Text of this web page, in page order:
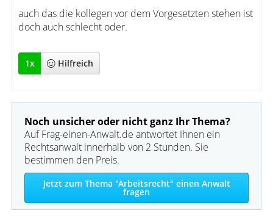
auch das die kollegen vor dem Vorgesetzten stehen ist
doch auch schlecht oder.
1x Hilfreich
Noch unsicher oder nicht ganz Ihr Thema?
Auf Frag-einen-Anwalt.de antwortet Ihnen ein
Rechtsanwalt innerhalb von 2 Stunden. Sie
bestimmen den Preis.
Jetzt zum Thema "Arbeitsrecht" einen Anwalt
fragen